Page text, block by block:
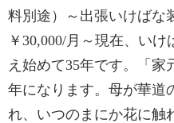
料別途）～出張いけばな
￥30,000/月～現在、い
え始めて35年です。「家
年になります。母が華道
れ、いつのまにか花に触